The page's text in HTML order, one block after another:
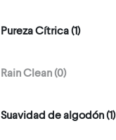
Pureza Cítrica (1)
Rain Clean (0)
Suavidad de algodón (1)